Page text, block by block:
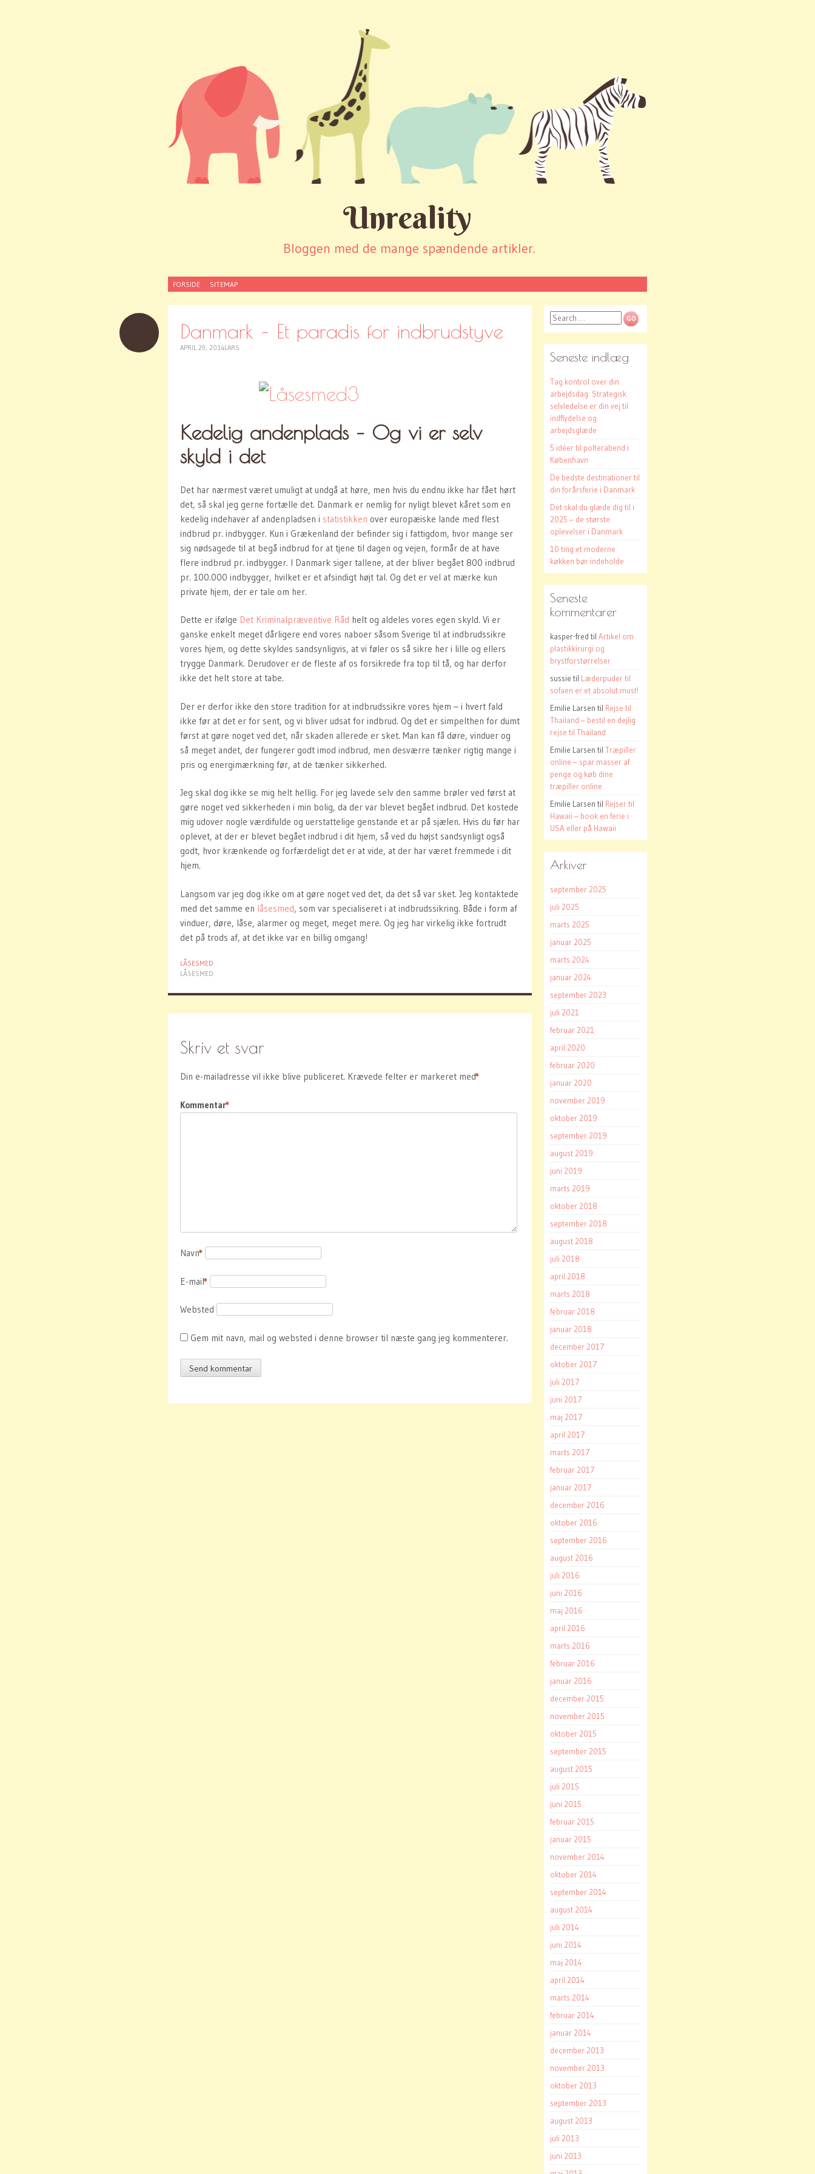
Unreality
Bloggen med de mange spændende artikler.
SKIP
CONTENT
FORSIDE SITEMAP
Danmark – Et paradis for indbrudstyve
APRIL 29, 2014LARS
Kedelig andenplads – Og vi er selv
skyld i det
Det har nærmest været umuligt at undgå at høre, men hvis du endnu ikke har fået hørt
det, så skal jeg gerne fortælle det. Danmark er nemlig for nyligt blevet kåret som en
kedelig indehaver af andenpladsen i statistikken over europæiske lande med flest
indbrud pr. indbygger. Kun i Grækenland der befinder sig i fattigdom, hvor mange ser
sig nødsagede til at begå indbrud for at tjene til dagen og vejen, formår de at have
flere indbrud pr. indbygger. I Danmark siger tallene, at der bliver begået 800 indbrud
pr. 100.000 indbygger, hvilket er et afsindigt højt tal. Og det er vel at mærke kun
private hjem, der er tale om her.
Dette er ifølge Det Kriminalpræventive Råd helt og aldeles vores egen skyld. Vi er
ganske enkelt meget dårligere end vores naboer såsom Sverige til at indbrudssikre
vores hjem, og dette skyldes sandsynligvis, at vi føler os så sikre her i lille og ellers
trygge Danmark. Derudover er de fleste af os forsikrede fra top til tå, og har derfor
ikke det helt store at tabe.
Der er derfor ikke den store tradition for at indbrudssikre vores hjem – i hvert fald
ikke før at det er for sent, og vi bliver udsat for indbrud. Og det er simpelthen for dumt
først at gøre noget ved det, når skaden allerede er sket. Man kan få døre, vinduer og
så meget andet, der fungerer godt imod indbrud, men desværre tænker rigtig mange i
pris og energimærkning før, at de tænker sikkerhed.
Jeg skal dog ikke se mig helt hellig. For jeg lavede selv den samme brøler ved først at
gøre noget ved sikkerheden i min bolig, da der var blevet begået indbrud. Det kostede
mig udover nogle værdifulde og uerstattelige genstande et ar på sjælen. Hvis du før har
oplevet, at der er blevet begået indbrud i dit hjem, så ved du højst sandsynligt også
godt, hvor krænkende og forfærdeligt det er at vide, at der har været fremmede i dit
hjem.
Langsom var jeg dog ikke om at gøre noget ved det, da det så var sket. Jeg kontaktede
med det samme en låsesmed, som var specialiseret i at indbrudssikring. Både i form af
vinduer, døre, låse, alarmer og meget, meget mere. Og jeg har virkelig ikke fortrudt
det på trods af, at det ikke var en billig omgang!
LÅSESMED
LÅSESMED
Skriv et svar
Din e-mailadresse vil ikke blive publiceret. Krævede felter er markeret med
*
Kommentar
*
Navn
*
E-mail
*
Websted
Gem mit navn, mail og websted i denne browser til næste gang jeg kommenterer.
Search
Seneste indlæg
Tag kontrol over din
arbejdsdag: Strategisk
selvledelse er din vej til
indflydelse og
arbejdsglæde
5 idéer til polterabend i
København
De bedste destinationer til
din forårsferie i Danmark
Det skal du glæde dig til i
2025 – de største
oplevelser i Danmark
10 ting et moderne
køkken bør indeholde
Seneste
kommentarer
kasper-fred til Artikel om
plastikkirurgi og
brystforstørrelser
sussie til Læderpuder til
sofaen er et absolut must!
Emilie Larsen til Rejse til
Thailand – bestil en dejlig
rejse til Thailand
Emilie Larsen til Træpiller
online – spar masser af
penge og køb dine
træpiller online
Emilie Larsen til Rejser til
Hawaii – book en ferie i
USA eller på Hawaii
Arkiver
september 2025
juli 2025
marts 2025
januar 2025
marts 2024
januar 2024
september 2023
juli 2021
februar 2021
april 2020
februar 2020
januar 2020
november 2019
oktober 2019
september 2019
august 2019
juni 2019
marts 2019
oktober 2018
september 2018
august 2018
juli 2018
april 2018
marts 2018
februar 2018
januar 2018
december 2017
oktober 2017
juli 2017
juni 2017
maj 2017
april 2017
marts 2017
februar 2017
januar 2017
december 2016
oktober 2016
september 2016
august 2016
juli 2016
juni 2016
maj 2016
april 2016
marts 2016
februar 2016
januar 2016
december 2015
november 2015
oktober 2015
september 2015
august 2015
juli 2015
juni 2015
februar 2015
januar 2015
november 2014
oktober 2014
september 2014
august 2014
juli 2014
juni 2014
maj 2014
april 2014
marts 2014
februar 2014
januar 2014
december 2013
november 2013
oktober 2013
september 2013
august 2013
juli 2013
juni 2013